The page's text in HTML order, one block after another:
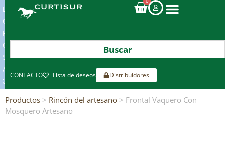
ENVIOS
GRATIS
POR
COMPRAS
SUPERIORES
A
300€*
CONTACTO Lista de deseos Distribuidores
Productos > Rincón del artesano > Frontal Vaquero Con
Mosquero Artesano